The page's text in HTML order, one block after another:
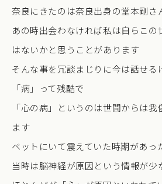
奈良にきたのは奈良出身の堂本剛さ
あの時出会わなければ私は自らこの
はないかと思うことがあります
そんな事を冗談まじりに今は話せる
「病」って残酷で
「心の病」というのは世間からは
ます
ベットにいて震えていた時期があっ
当時は脳神経が原因という情報が少